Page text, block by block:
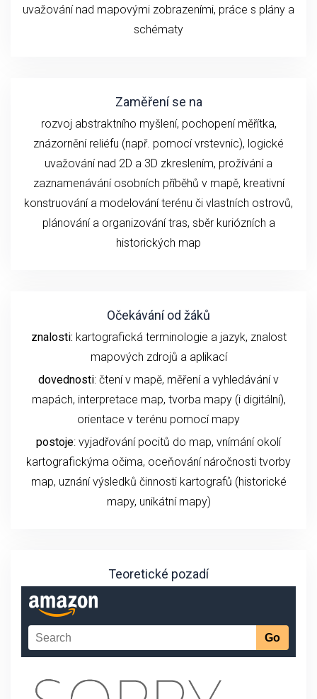
uvažování nad mapovými zobrazeními, práce s plány a
schématy
Zaměření se na
rozvoj abstraktního myšlení, pochopení měřítka,
znázornění reliéfu (např. pomocí vrstevnic), logické
uvažování nad 2D a 3D zkreslením, prožívání a
zaznamenávání osobních příběhů v mapě, kreativní
konstruování a modelování terénu či vlastních ostrovů,
plánování a organizování tras, sběr kuriózních a
historických map
Očekávání od žáků
znalosti: kartografická terminologie a jazyk, znalost
mapových zdrojů a aplikací
dovednosti: čtení v mapě, měření a vyhledávání v
mapách, interpretace map, tvorba mapy (i digitální),
orientace v terénu pomocí mapy
postoje: vyjadřování pocitů do map, vnímání okolí
kartografickýma očima, oceňování náročnosti tvorby
map, uznání výsledků činnosti kartografů (historické
mapy, unikátní mapy)
Teoretické pozadí